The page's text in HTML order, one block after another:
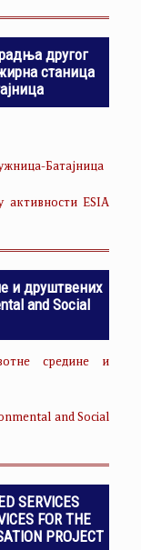
другог
станица
Батајница
активности ESIA
и друштвених
and Social
средине и
and Social
SERVICES
FOR THE
PROJECT